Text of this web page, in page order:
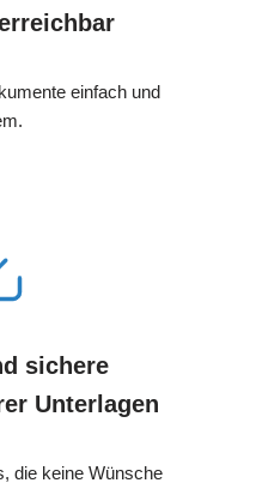
einfach und
sichere
Unterlagen
die keine Wünsche